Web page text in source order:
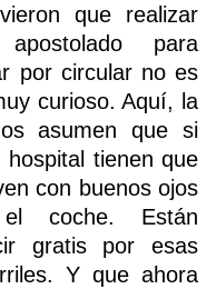
que realizar
para
por circular no es
curioso. Aquí, la
asumen que si
tienen que
con buenos ojos
coche. Están
gratis por esas
Y que ahora